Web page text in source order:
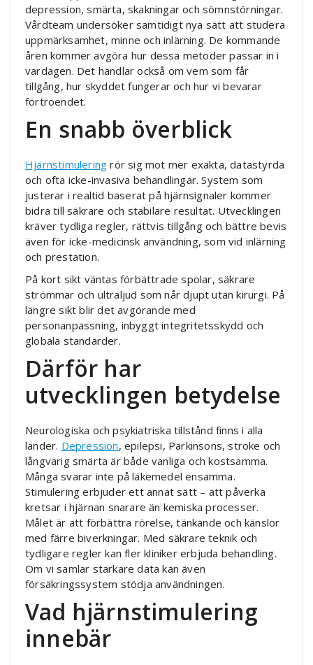
depression, smärta, skakningar och sömnstörningar.
Vårdteam undersöker samtidigt nya sätt att studera
uppmärksamhet, minne och inlärning. De kommande
åren kommer avgöra hur dessa metoder passar in i
vardagen. Det handlar också om vem som får
tillgång, hur skyddet fungerar och hur vi bevarar
förtroendet.
En snabb överblick
Hjärnstimulering rör sig mot mer exakta, datastyrda
och ofta icke-invasiva behandlingar. System som
justerar i realtid baserat på hjärnsignaler kommer
bidra till säkrare och stabilare resultat. Utvecklingen
kräver tydliga regler, rättvis tillgång och bättre bevis
även för icke-medicinsk användning, som vid inlärning
och prestation.
På kort sikt väntas förbättrade spolar, säkrare
strömmar och ultraljud som når djupt utan kirurgi. På
längre sikt blir det avgörande med
personanpassning, inbyggt integritetsskydd och
globala standarder.
Därför har
utvecklingen betydelse
Neurologiska och psykiatriska tillstånd finns i alla
länder. Depression, epilepsi, Parkinsons, stroke och
långvarig smärta är både vanliga och kostsamma.
Många svarar inte på läkemedel ensamma.
Stimulering erbjuder ett annat sätt – att påverka
kretsar i hjärnan snarare än kemiska processer.
Målet är att förbättra rörelse, tänkande och känslor
med färre biverkningar. Med säkrare teknik och
tydligare regler kan fler kliniker erbjuda behandling.
Om vi samlar starkare data kan även
försäkringssystem stödja användningen.
Vad hjärnstimulering
innebär